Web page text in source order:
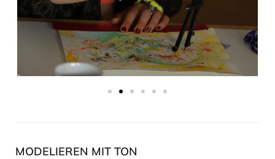
MODELIEREN MIT TON